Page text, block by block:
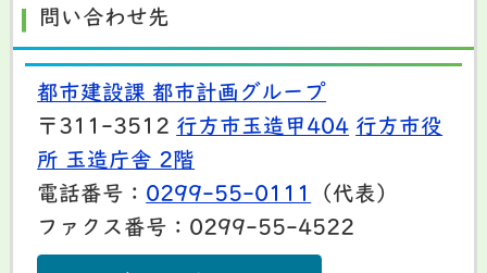
問い合わせ先
都市建設課 都市計画グループ
〒311-3512 行方市玉造甲404 行方市役
所 玉造庁舎 2階
電話番号： 0299-55-0111
（代表）
ファクス番号：0299-55-4522